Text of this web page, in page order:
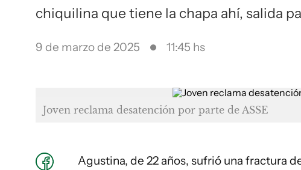
chiquilina que tiene la chapa ahí, salida
9 de marzo de 2025 11:45 hs
Joven reclama desatención por parte de ASSE
Agustina, de 22 años, sufrió una fractura